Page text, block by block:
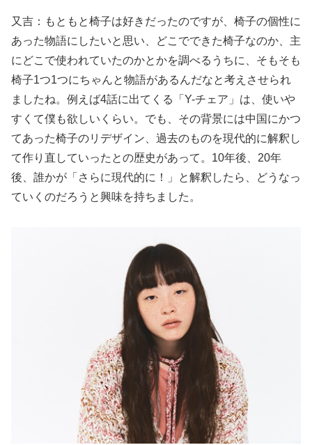
又吉：もともと椅子は好きだったのですが、椅子の個性に
あった物語にしたいと思い、どこでできた椅子なのか、主
にどこで使われていたのかとかを調べるうちに、そもそも
椅子1つ1つにちゃんと物語があるんだなと考えさせられ
ましたね。例えば4話に出てくる「Y-チェア」は、使いや
すくて僕も欲しいくらい。でも、その背景には中国にかつ
てあった椅子のリデザイン、過去のものを現代的に解釈し
て作り直していったとの歴史があって。10年後、20年
後、誰かが「さらに現代的に！」と解釈したら、どうなっ
ていくのだろうと興味を持ちました。